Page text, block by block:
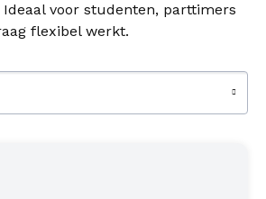
voor studenten, parttimers
flexibel werkt.